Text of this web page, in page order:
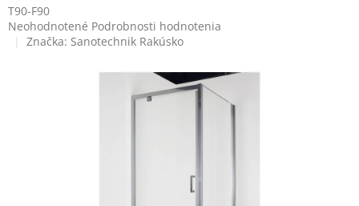
T90-F90
Priemerné
hodnotenie
Neohodnotené Podrobnosti hodnotenia
Značka: Sanotechnik Rakúsko